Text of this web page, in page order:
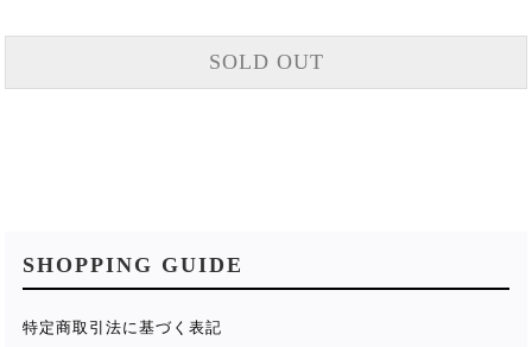
SOLD OUT
SHOPPING GUIDE
特定商取引法に基づく表記